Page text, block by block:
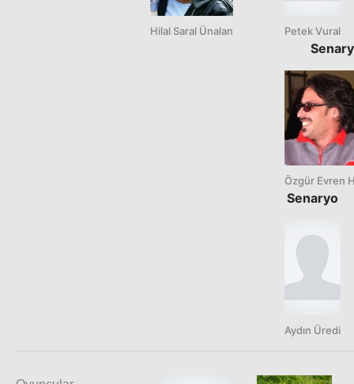
Hilal Saral Ünalan Petek Vural
Özgür Evren
Senaryo
Aydın Üredi